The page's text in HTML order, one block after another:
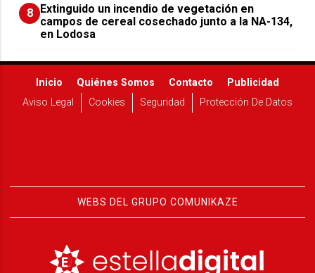
8
Extinguido un incendio de vegetación en
campos de cereal cosechado junto a la NA-134,
en Lodosa
Inicio Quiénes Somos Contacto
Publicidad
Aviso Legal
Cookies Seguridad Protección De Datos
WEBS DEL GRUPO COMUNIKAZE